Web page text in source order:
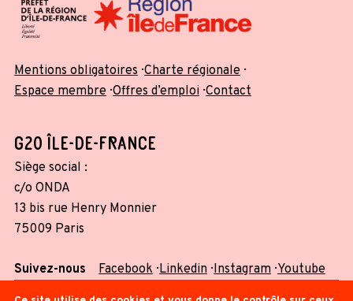
G20 ÎLE-DE-FRANCE
Siège social :
c/o ONDA
13 bis rue Henry Monnier
75009 Paris
Suivez-nous Facebook Linkedin Instagram Youtube
Mentions obligatoires Charte régionale
Espace membre Offres d’emploi Contact